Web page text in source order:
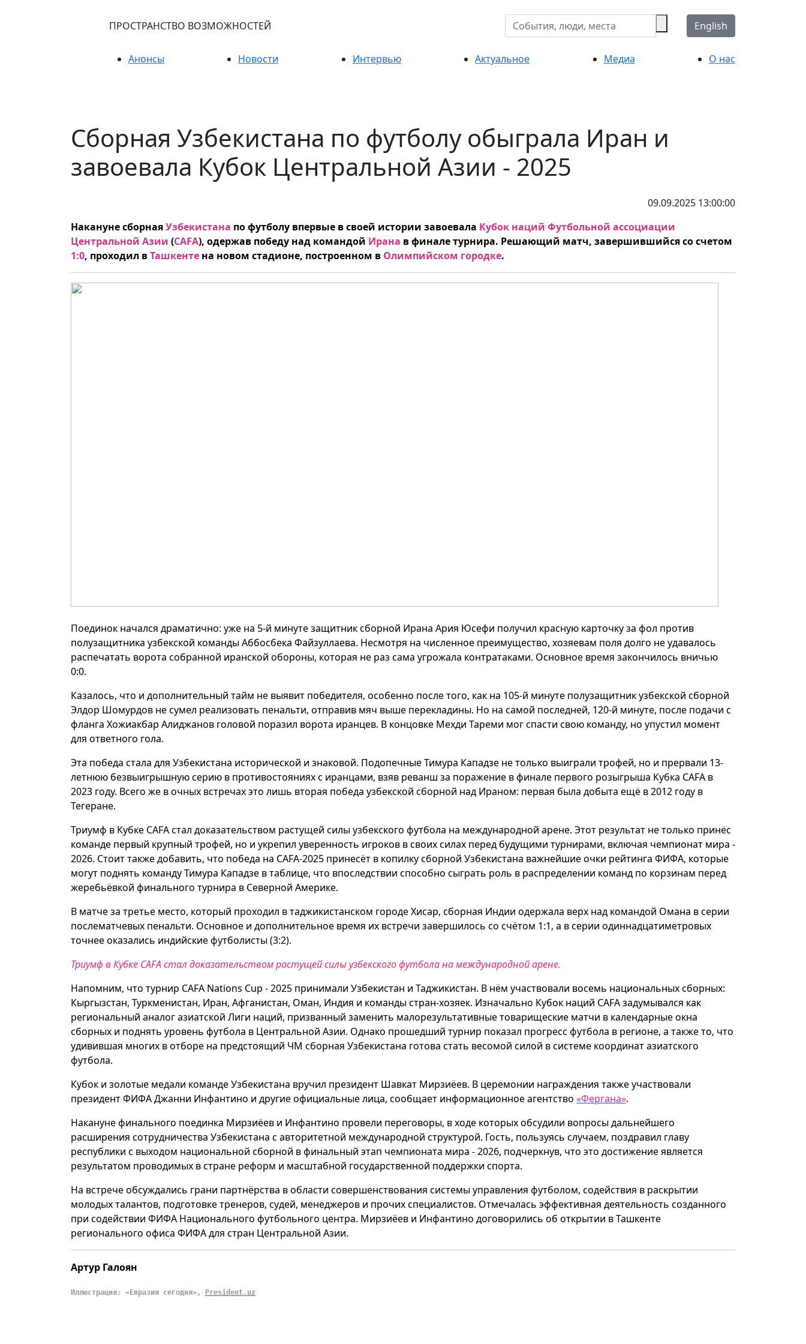
ПРОСТРАНСТВО ВОЗМОЖНОСТЕЙ English
Анонсы Новости Интервью Актуальное Медиа О нас
Сборная Узбекистана по футболу обыграла Иран и
завоевала Кубок Центральной Азии - 2025
09.09.2025 13:00:00
Накануне сборнаяУзбекистана по футболу впервые в своей истории завоевала Кубок наций Футбольной ассоциации
Центральной Азии (CAFA), одержав победу над командой Ирана в финале турнира. Решающий матч, завершившийся со счетом
1:0, проходил вТашкенте на новом стадионе, построенном в Олимпийском городке.
Поединок начался драматично: уже на 5-й минуте защитник сборной Ирана Ария Юсефи получил красную карточку за фол против
полузащитника узбекской команды Аббосбека Файзуллаева. Несмотря на численное преимущество, хозяевам поля долго не удавалось
распечатать ворота собранной иранской обороны, которая не раз сама угрожала контратаками. Основное время закончилось вничью
0:0.
Казалось, что и дополнительный тайм не выявит победителя, особенно после того, как на 105-й минуте полузащитник узбекской сборной
Элдор Шомурдов не сумел реализовать пенальти, отправив мяч выше перекладины. Но на самой последней, 120-й минуте, после подачи с
фланга Хожиакбар Алиджанов головой поразил ворота иранцев. В концовке Мехди Тареми мог спасти свою команду, но упустил момент
для ответного гола.
Эта победа стала для Узбекистана исторической и знаковой. Подопечные Тимура Кападзе не только выиграли трофей, но и прервали 13-
летнюю безвыигрышную серию в противостояниях с иранцами, взяв реванш за поражение в финале первого розыгрыша Кубка CAFA в
2023 году. Всего же в очных встречах это лишь вторая победа узбекской сборной над Ираном: первая была добыта ещё в 2012 году в
Тегеране.
Триумф в Кубке CAFA стал доказательством растущей силы узбекского футбола на международной арене. Этот результат не только принёс
команде первый крупный трофей, но и укрепил уверенность игроков в своих силах перед будущими турнирами, включая чемпионат мира -
2026. Стоит также добавить, что победа на CAFA-2025 принесёт в копилку сборной Узбекистана важнейшие очки рейтинга ФИФА, которые
могут поднять команду Тимура Кападзе в таблице, что впоследствии способно сыграть роль в распределении команд по корзинам перед
жеребьёвкой финального турнира в Северной Америке.
В матче за третье место, который проходил в таджикистанском городе Хисар, сборная Индии одержала верх над командой Омана в серии
послематчевых пенальти. Основное и дополнительное время их встречи завершилось со счётом 1:1, а в серии одиннадцатиметровых
точнее оказались индийские футболисты (3:2).
Триумф в Кубке CAFA стал доказательством растущей силы узбекского футбола на международной арене.
Напомним, что турнир CAFA Nations Cup - 2025 принимали Узбекистан и Таджикистан. В нём участвовали восемь национальных сборных:
Кыргызстан, Туркменистан, Иран, Афганистан, Оман, Индия и команды стран-хозяек. Изначально Кубок наций CAFA задумывался как
региональный аналог азиатской Лиги наций, призванный заменить малорезультативные товарищеские матчи в календарные окна
сборных и поднять уровень футбола в Центральной Азии. Однако прошедший турнир показал прогресс футбола в регионе, а также то, что
удивившая многих в отборе на предстоящий ЧМ сборная Узбекистана готова стать весомой силой в системе координат азиатского
футбола.
Кубок и золотые медали команде Узбекистана вручил президент Шавкат Мирзиёев. В церемонии награждения также участвовали
президент ФИФА Джанни Инфантино и другие официальные лица, сообщает информационное агентство «Фергана».
Накануне финального поединка Мирзиёев и Инфантино провели переговоры, в ходе которых обсудили вопросы дальнейшего
расширения сотрудничества Узбекистана с авторитетной международной структурой. Гость, пользуясь случаем, поздравил главу
республики с выходом национальной сборной в финальный этап чемпионата мира - 2026, подчеркнув, что это достижение является
результатом проводимых в стране реформ и масштабной государственной поддержки спорта.
На встрече обсуждались грани партнёрства в области совершенствования системы управления футболом, содействия в раскрытии
молодых талантов, подготовке тренеров, судей, менеджеров и прочих специалистов. Отмечалась эффективная деятельность созданного
при содействии ФИФА Национального футбольного центра. Мирзиёев и Инфантино договорились об открытии в Ташкенте
регионального офиса ФИФА для стран Центральной Азии.
Артур Галоян
Иллюстрация: «Евразия сегодня», President.uz